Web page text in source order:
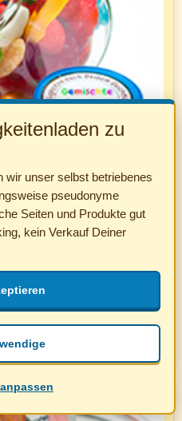
Fruchtgummi
Erinnerungen in Form
den Warenkorb
zu
wir unser selbst betriebenes
pseudonyme
Seiten und Produkte gut
kein Verkauf Deiner